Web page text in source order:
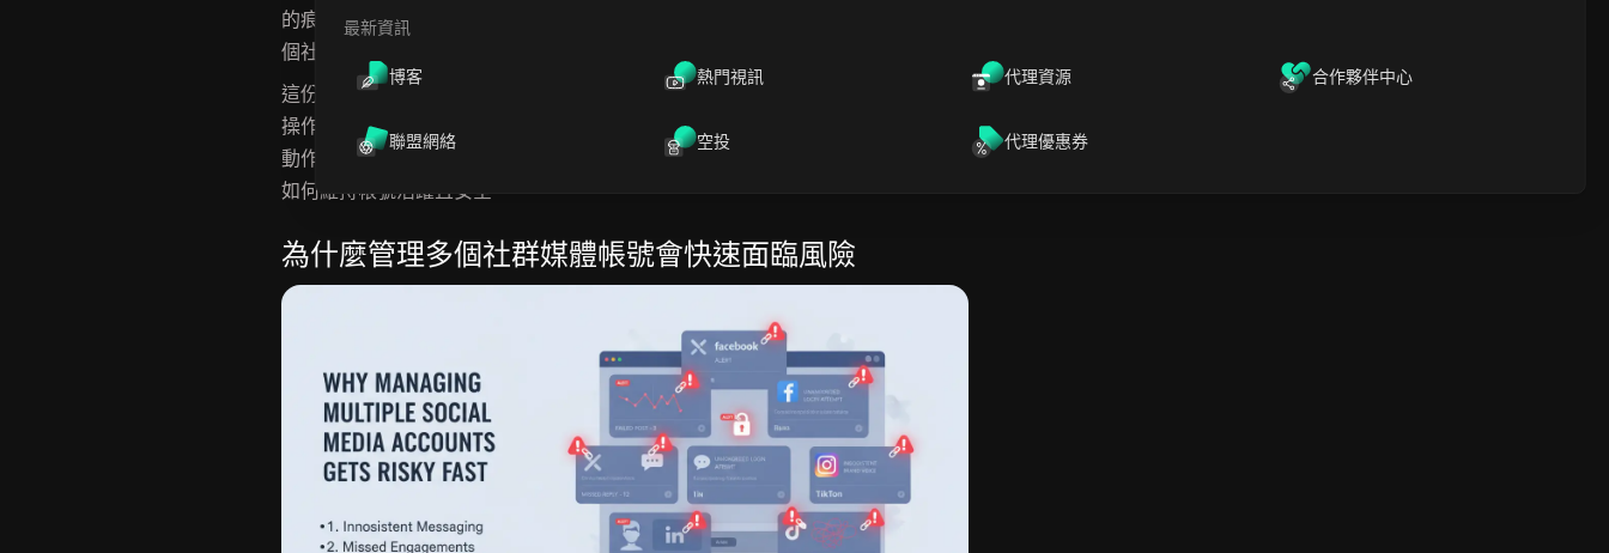
最新資訊
博客 熱門視訊 代理資源 合作夥伴中心
聯盟網絡 空投 代理優惠券
的痕跡。如果還想自動化執行按讚、留言或發文動作又不觸發平台限制，管理多
個社群媒體帳號只會變得更棘手。
這份逐步指南拆解了管理多個社群帳號的實務方法，涵蓋安全登入流程、自動化
操作，以及如何避開常見陷阱。本指南專為那些厭倦帳號被標註、浪費數小時手
動作業，或是擔心資安問題的使用者打造。繼續閱讀，了解團隊與個人行銷人員
如何維持帳號活躍且安全。
為什麼管理多個社群媒體帳號會快速面臨風險
當擴展營運失去意義：你需